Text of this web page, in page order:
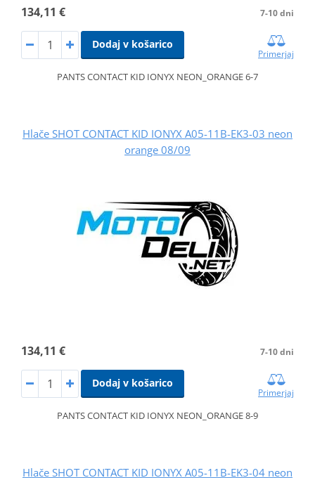
134,11 € 7-10 dni
Dodaj v košarico
Primerjaj
PANTS CONTACT KID IONYX NEON_ORANGE 6-7
Hlače SHOT CONTACT KID IONYX A05-11B-EK3-03 neon
orange 08/09
134,11 € 7-10 dni
Dodaj v košarico
Primerjaj
PANTS CONTACT KID IONYX NEON_ORANGE 8-9
Hlače SHOT CONTACT KID IONYX A05-11B-EK3-04 neon